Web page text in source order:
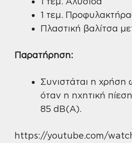
1 τεμ.
Πλαστική βαλίτσα
Παρατήρηση:
Συνιστάται η χρήση
όταν η ηχητική
85 dB(A).
https://youtube.com/